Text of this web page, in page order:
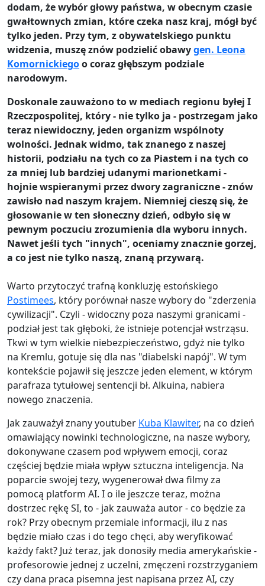
dodam, że wybór głowy państwa, w obecnym czasie
gwałtownych zmian, które czeka nasz kraj, mógł być
tylko jeden. Przy tym, z obywatelskiego punktu
widzenia, muszę znów podzielić obawygen. Leona
Komornickiegoo coraz głębszym podziale
narodowym.
Doskonale zauważono to w mediach regionu byłej I
Rzeczpospolitej, który - nie tylko ja - postrzegam jako
teraz niewidoczny, jeden organizm wspólnoty
wolności. Jednak widmo, tak znanego z naszej
historii, podziału na tych co za Piastem i na tych co
za mniej lub bardziej udanymi marionetkami -
hojnie wspieranymi przez dwory zagraniczne - znów
zawisło nad naszym krajem. Niemniej cieszę się, że
głosowanie w ten słoneczny dzień, odbyło się w
pewnym poczuciu zrozumienia dla wyboru innych.
Nawet jeśli tych "innych", oceniamy znacznie gorzej,
a co jest nie tylko naszą, znaną przywarą.
Warto przytoczyć trafną konkluzję estońskiego
Postimees, który porównał nasze wybory do "zderzenia
cywilizacji". Czyli - widoczny poza naszymi granicami -
podział jest tak głęboki, że istnieje potencjał wstrząsu.
Tkwi w tym wielkie niebezpieczeństwo, gdyż nie tylko
na Kremlu, gotuje się dla nas "diabelski napój". W tym
kontekście pojawił się jeszcze jeden element, w którym
parafraza tytułowej sentencji bł. Alkuina, nabiera
nowego znaczenia.
Jak zauważył znany youtuber Kuba Klawiter, na co dzień
omawiający nowinki technologiczne, na nasze wybory,
dokonywane czasem pod wpływem emocji, coraz
częściej będzie miała wpływ sztuczna inteligencja. Na
poparcie swojej tezy, wygenerował dwa filmy za
pomocą platform AI. I o ile jeszcze teraz, można
dostrzec rękę SI, to - jak zauważa autor - co będzie za
rok? Przy obecnym przemiale informacji, ilu z nas
będzie miało czas i do tego chęci, aby weryfikować
każdy fakt? Już teraz, jak donosiły media amerykańskie -
profesorowie jednej z uczelni, zmęczeni rozstrzyganiem
czy dana praca pisemna jest napisana przez AI, czy